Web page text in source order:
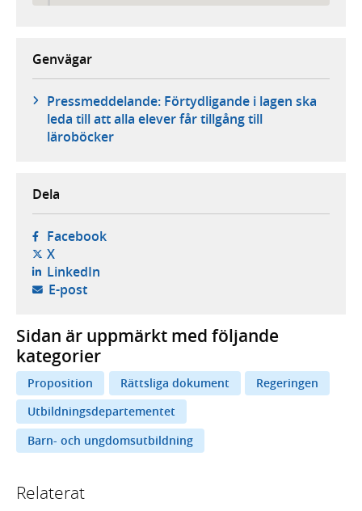
Genvägar
Pressmeddelande: Förtydligande i lagen ska
leda till att alla elever får tillgång till
läroböcker
Dela
Facebook- öppnas i ny flik, extern webbplats,
X- öppnas i ny flik, extern webbplats,
LinkedIn- öppnas i ny flik, extern webbplats,
E-post- öppnar din e-postklient,
Sidan är uppmärkt med följande
kategorier
Proposition Rättsliga dokument
Regeringen
Utbildningsdepartementet
Barn- och ungdomsutbildning
Relaterat